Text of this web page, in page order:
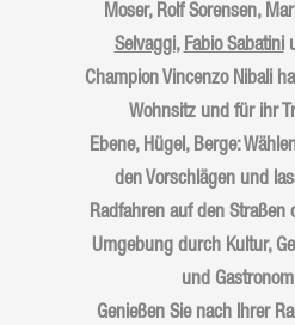
Moser, Rolf Sorensen,
Selvaggi, Fabio Sabatini
ChampionVincenzo Nibali
Wohnsitz und für ihr
Ebene, Hügel, Berge:
den Vorschlägen und
Radfahren auf den Straßen
Umgebung durch Kultur,
und
Genießen Sie nach Ihrer